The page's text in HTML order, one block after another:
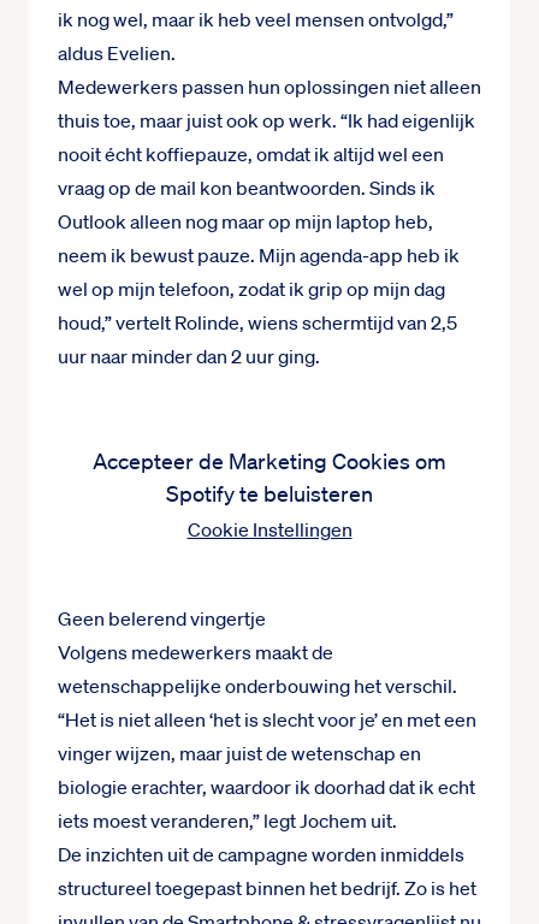
ik nog wel, maar ik heb veel mensen ontvolgd,”
aldus Evelien.
Medewerkers passen hun oplossingen niet alleen
thuis toe, maar juist ook op werk. “Ik had eigenlijk
nooit écht koffiepauze, omdat ik altijd wel een
vraag op de mail kon beantwoorden. Sinds ik
Outlook alleen nog maar op mijn laptop heb,
neem ik bewust pauze. Mijn agenda-app heb ik
wel op mijn telefoon, zodat ik grip op mijn dag
houd,” vertelt Rolinde, wiens schermtijd van 2,5
uur naar minder dan 2 uur ging.
Accepteer de Marketing Cookies om
Spotify te beluisteren
Cookie Instellingen
Geen belerend vingertje
Volgens medewerkers maakt de
wetenschappelijke onderbouwing het verschil.
“Het is niet alleen ‘het is slecht voor je’ en met een
vinger wijzen, maar juist de wetenschap en
biologie erachter, waardoor ik doorhad dat ik echt
iets moest veranderen,” legt Jochem uit.
De inzichten uit de campagne worden inmiddels
structureel toegepast binnen het bedrijf. Zo is het